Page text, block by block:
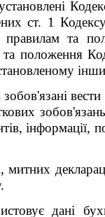
ст. 1
правилам та
та положення
вести
інформації,
митних
дані